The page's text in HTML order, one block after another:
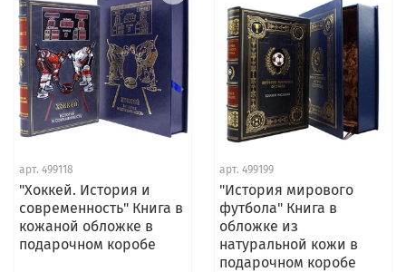
арт. 499118
"Хоккей. История и
современность" Книга в
кожаной обложке в
подарочном коробе
арт. 499199
"История мирового
футбола" Книга в
обложке из
натуральной кожи в
подарочном коробе